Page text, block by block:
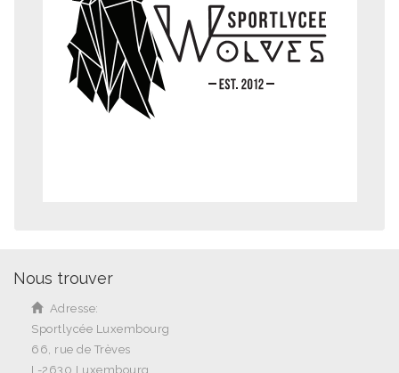
Nous trouver
Adresse:
Sportlycée Luxembourg
66, rue de Trèves
L-2630 Luxembourg